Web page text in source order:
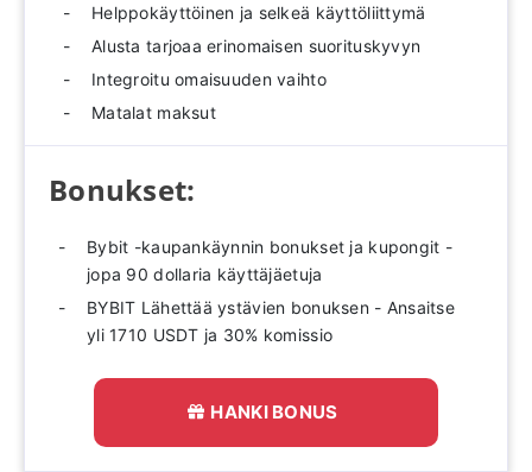
Helppokäyttöinen ja selkeä käyttöliittymä
Alusta tarjoaa erinomaisen suorituskyvyn
Integroitu omaisuuden vaihto
Matalat maksut
Bonukset:
Bybit -kaupankäynnin bonukset ja kupongit -
jopa 90 dollaria käyttäjäetuja
BYBIT Lähettää ystävien bonuksen - Ansaitse
yli 1710 USDT ja 30% komissio
HANKI BONUS